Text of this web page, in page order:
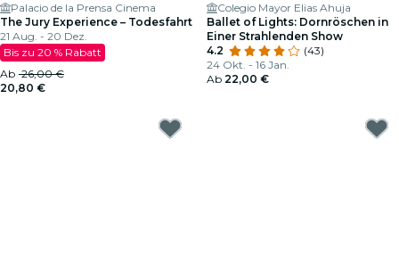
Palacio de la Prensa Cinema
The Jury Experience – Todesfahrt
21 Aug. - 20 Dez.
Bis zu 20 % Rabatt
Ab 26,00 €
20,80 €
Colegio Mayor Elias Ahuja
Ballet of Lights: Dornröschen in
Einer Strahlenden Show
4.2
(43)
24 Okt. - 16 Jan.
Ab 22,00 €